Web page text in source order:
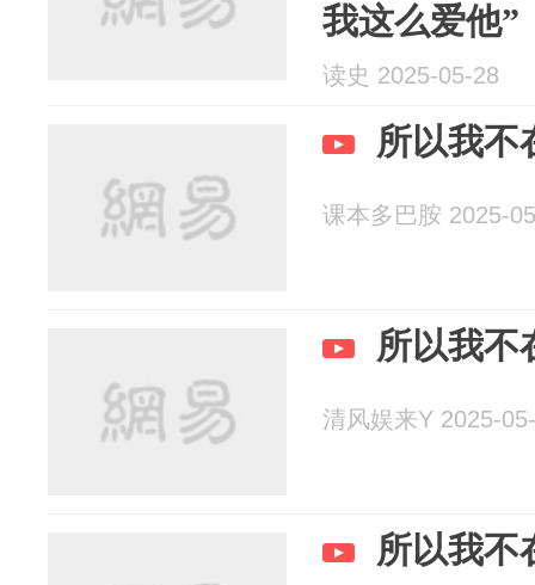
我这么爱他”
读史 2025-05-28
所以我不
课本多巴胺 2025-
所以我不
清风娱来Y 2025-
所以我不